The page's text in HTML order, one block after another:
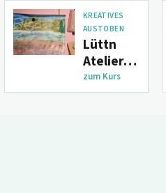
KREATIVES
AUSTOBEN
Lüttn
Atelier
am
Mittwoch
zum Kurs